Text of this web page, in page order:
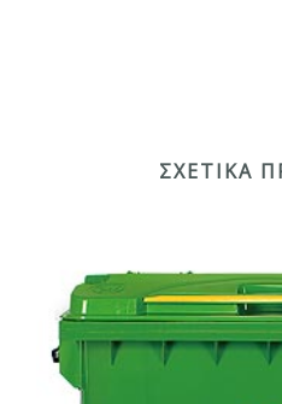
ΣΧΕΤΙΚΆ